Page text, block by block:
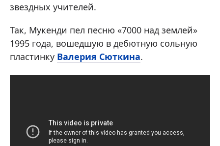
звездных учителей.
Так, Мукенди пел песню «7000 над землей»
1995 года, вошедшую в дебютную сольную
пластинку Валерия Сюткина.